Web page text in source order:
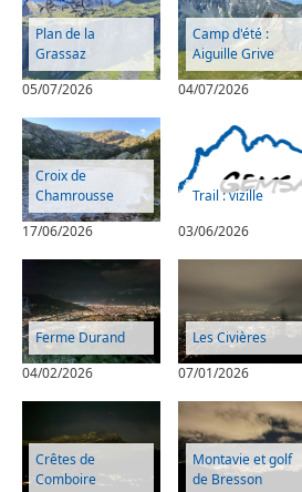
Plan de la
Grassaz
05/07/2026
Camp d'été :
Aiguille Grive
04/07/2026
Croix de
Chamrousse
17/06/2026
Trail : vizille
03/06/2026
Ferme Durand
04/02/2026
Les Civières
07/01/2026
Crêtes de
Comboire
Montavie et golf
de Bresson